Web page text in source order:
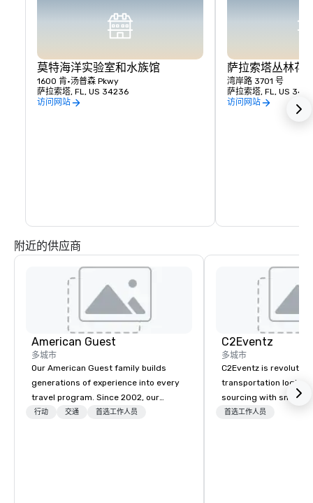
莫特海洋实验室和水族馆
1600 肯·汤普森 Pkwy
萨拉索塔, FL, US 34236
访问网站
萨拉索塔丛林花
湾岸路 3701 号
萨拉索塔, FL, US
访问网站
附近的供应商
American Guest
多城市
Our American Guest family builds
generations of experience into every
travel program. Since 2002, our
mission has been to capture the
行动 交通 首选工作人员
C2Eventz
多城市
C2Eventz is
transportation
sourcing with smart,
technology. Since
首选工作人员